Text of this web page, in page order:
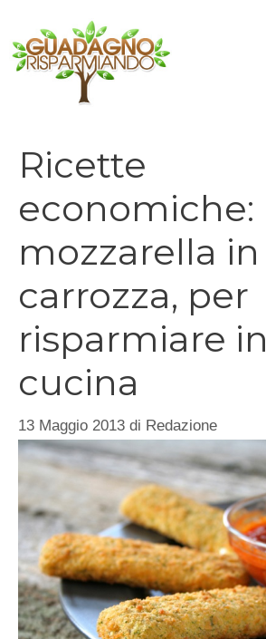
contenuto
Ricette
economiche:
mozzarella in
carrozza, per
risparmiare in
cucina
13 Maggio 2013 di Redazione